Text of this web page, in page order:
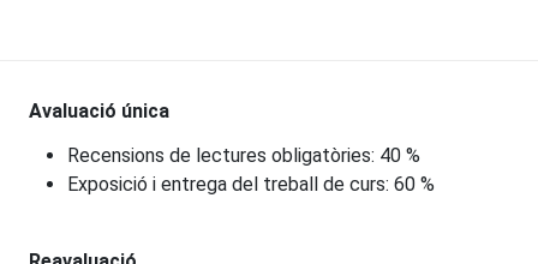
Avaluació única
Recensions de lectures obligatòries: 40 %
Exposició i entrega del treball de curs: 60 %